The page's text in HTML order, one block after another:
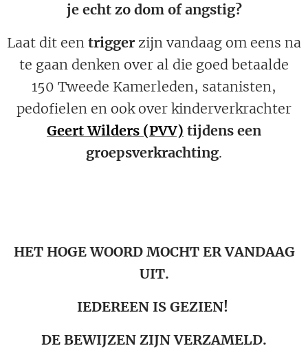
je echt zo dom of angstig?
Laat dit een trigger zijn vandaag om eens na
te gaan denken over al die goed betaalde
150 Tweede Kamerleden, satanisten,
pedofielen en ook over kinderverkrachter
Geert Wilders (PVV) tijdens een
groepsverkrachting.
HET HOGE WOORD MOCHT ER VANDAAG
UIT.
IEDEREEN IS GEZIEN!
DE BEWIJZEN ZIJN VERZAMELD.